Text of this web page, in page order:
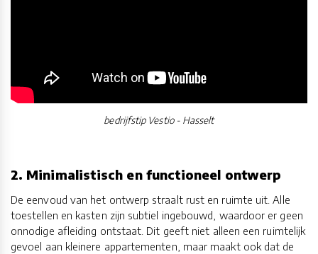
bedrijfstip Vestio - Hasselt
2. Minimalistisch en functioneel ontwerp
De eenvoud van het ontwerp straalt rust en ruimte uit. Alle
toestellen en kasten zijn subtiel ingebouwd, waardoor er geen
onnodige afleiding ontstaat. Dit geeft niet alleen een ruimtelijk
gevoel aan kleinere appartementen, maar maakt ook dat de